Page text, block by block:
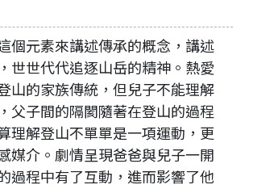
個元素來講述傳承的概念，講述
世世代代追逐山岳的精神。熱愛
山的家族傳統，但兒子不能理解
父子間的隔閡隨著在登山的過程
理解登山不單單是一項運動，更
媒介。劇情呈現爸爸與兒子一開
過程中有了互動，進而影響了他